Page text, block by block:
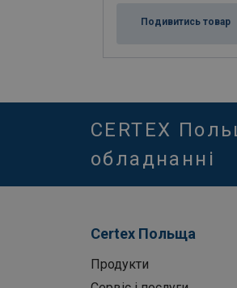
Подивитись товар
CERTEX
обладнанні
Certex Польща
Продукти